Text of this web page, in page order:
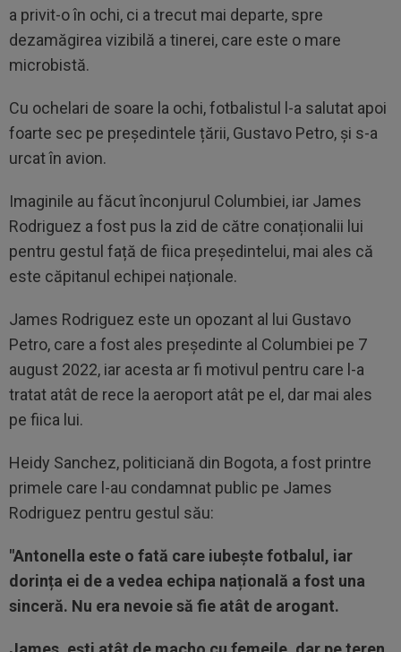
a privit-o în ochi, ci a trecut mai departe, spre
dezamăgirea vizibilă a tinerei, care este o mare
microbistă.
Cu ochelari de soare la ochi, fotbalistul l-a salutat apoi
foarte sec pe președintele țării, Gustavo Petro, și s-a
urcat în avion.
Imaginile au făcut înconjurul Columbiei, iar James
Rodriguez a fost pus la zid de către conaționalii lui
pentru gestul față de fiica președintelui, mai ales că
este căpitanul echipei naționale.
James Rodriguez este un opozant al lui Gustavo
Petro, care a fost ales președinte al Columbiei pe 7
august 2022, iar acesta ar fi motivul pentru care l-a
tratat atât de rece la aeroport atât pe el, dar mai ales
pe fiica lui.
Heidy Sanchez, politiciană din Bogota, a fost printre
primele care l-au condamnat public pe James
Rodriguez pentru gestul său:
"Antonella este o fată care iubește fotbalul, iar
dorința ei de a vedea echipa națională a fost una
sinceră. Nu era nevoie să fie atât de arogant.